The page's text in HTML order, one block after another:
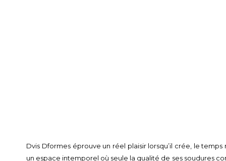
Dvis Dformes éprouve un réel plaisir lorsqu’il crée, le temps
un espace intemporel où seule la qualité de ses soudures